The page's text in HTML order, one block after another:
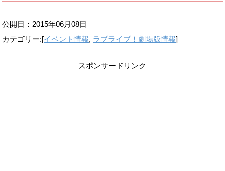
公開日： 2015年06月08日
カテゴリー:[イベント情報, ラブライブ！劇場版情報]
スポンサードリンク